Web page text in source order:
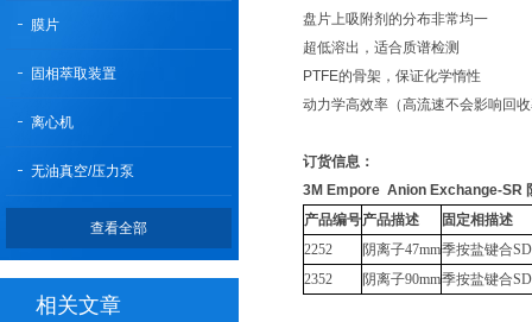
膜片
固相萃取装置
离心机
无油真空/压力泵
查看全部
相关文章
盘片上吸附剂的分布非常均一
超低溶出，适合质谱检测
PTFE的骨架，保证化学惰性
动力学高效率（高流速不会影响回
订货信息：
3M Empore Anion Exchange-SR
产品编号产品描述
固定相描述
2252
阴离子47mm季按盐键合
2352
阴离子90mm季按盐键合